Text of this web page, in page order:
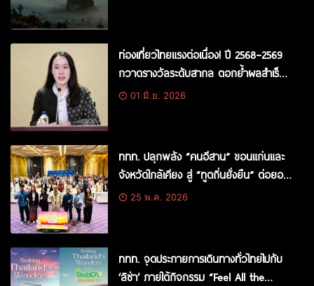
ท่องเที่ยวไทยแรงต่อเนื่อง! ปี 2568–2569
กวาดรางวัลระดับสากล ตอกย้ำผลสำเร็จ
ดันไทยสู่จุดหมายปลายทางนักท่องเที่ยว
01 มิ.ย. 2026
ททท. ปลุกพลัง “คนอีสาน” ขอนแก่นและ
จังหวัดใกล้เคียง สู่ “ทูตถิ่นยั่งยืน” ต่อยอด
ทุนวัฒนธรรม สร้างการท่องเที่ยวคุณค่า
25 พ.ค. 2026
ททท. จุดประกายการเดินทางทั่วไทยไปกับ
‘ลิซ่า’ ภายใต้กิจกรรม “Feel All the